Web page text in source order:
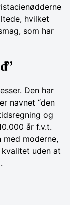
hvilket
som har
Den har
navnet “den
og
år f.v.t.
moderne,
uden at